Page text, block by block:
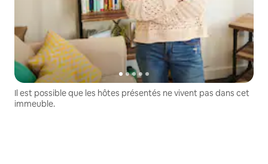
Il est possible que les hôtes présentés ne vivent pas dans cet
immeuble.